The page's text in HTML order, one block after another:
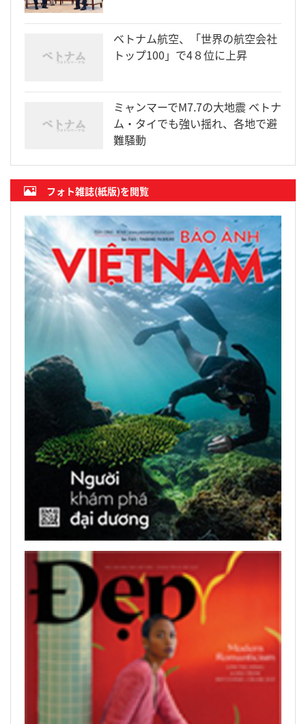
ベトナム航空、「世界の航空会社
トップ100」で4８位に上昇
ミャンマーでM7.7の大地震 ベトナ
ム・タイでも強い揺れ、各地で避
難騒動
フォト雑誌(紙版)を閲覧